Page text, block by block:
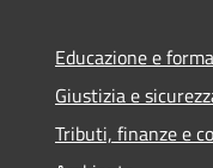
Educazione e
Giustizia e
Tributi, finanze e